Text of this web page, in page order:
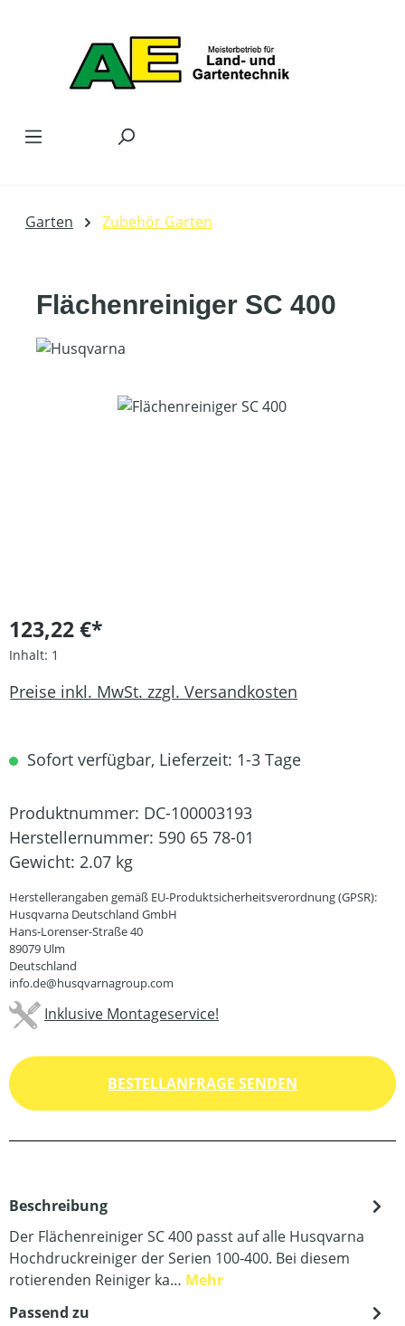
Garten Zubehör Garten
Flächenreiniger SC 400
Bildergalerie überspringen
123,22 €*
Inhalt: 1
Preise inkl. MwSt. zzgl. Versandkosten
Sofort verfügbar, Lieferzeit: 1-3 Tage
Produktnummer: DC-100003193
Herstellernummer: 590 65 78-01
Gewicht: 2.07 kg
Herstellerangaben gemäß EU-Produktsicherheitsverordnung (GPSR):
Husqvarna Deutschland GmbH
Hans-Lorenser-Straße 40
89079 Ulm
Deutschland
info.de@husqvarnagroup.com
Inklusive Montageservice!
BESTELLANFRAGE SENDEN
Beschreibung
Der Flächenreiniger SC 400 passt auf alle Husqvarna
Hochdruckreiniger der Serien 100-400. Bei diesem
rotierenden Reiniger ka… Mehr
Passend zu